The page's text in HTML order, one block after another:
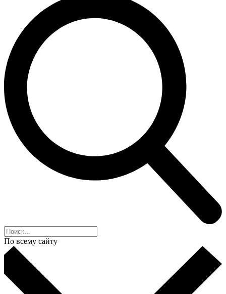
По всему сайту